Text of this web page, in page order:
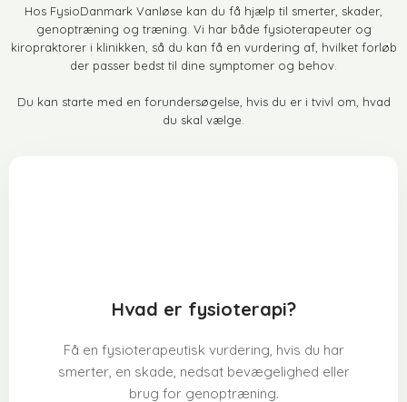
Hos FysioDanmark Vanløse kan du få hjælp til smerter, skader,
genoptræning og træning. Vi har både fysioterapeuter og
kiropraktorer i klinikken, så du kan få en vurdering af, hvilket forløb
der passer bedst til dine symptomer og behov.
Du kan starte med en forundersøgelse, hvis du er i tvivl om, hvad
du skal vælge.
Hvad er fysioterapi?
Få en fysioterapeutisk vurdering, hvis du har
smerter, en skade, nedsat bevægelighed eller
brug for genoptræning.